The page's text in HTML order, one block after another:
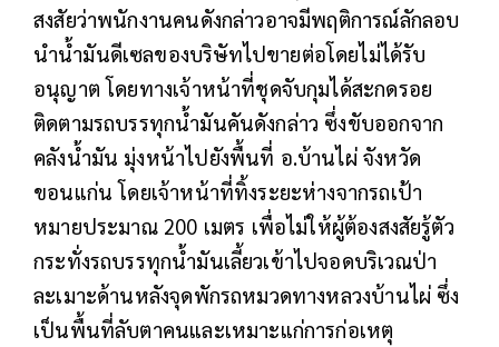
สงสัยว่าพนักงานคนดังกล่าวอาจมีพฤติการณ์ลักลอบ
นำน้ำมันดีเซลของบริษัทไปขายต่อโดยไม่ได้รับ
อนุญาต โดยทางเจ้าหน้าที่ชุดจับกุมได้สะกดรอย
ติดตามรถบรรทุกน้ำมันคันดังกล่าว ซึ่งขับออกจาก
คลังน้ำมัน มุ่งหน้าไปยังพื้นที่ อ.บ้านไผ่ จังหวัด
ขอนแก่น โดยเจ้าหน้าที่ทิ้งระยะห่างจากรถเป้า
หมายประมาณ 200 เมตร เพื่อไม่ให้ผู้ต้องสงสัยรู้ตัว
กระทั่งรถบรรทุกน้ำมันเลี้ยวเข้าไปจอดบริเวณป่า
ละเมาะด้านหลังจุดพักรถหมวดทางหลวงบ้านไผ่ ซึ่ง
เป็นพื้นที่ลับตาคนและเหมาะแก่การก่อเหตุ